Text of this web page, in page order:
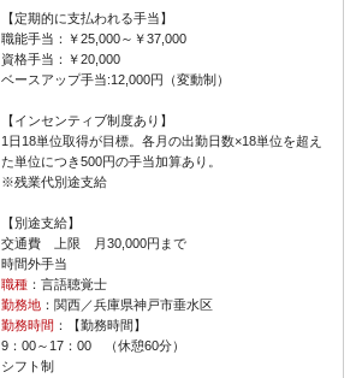
【定期的に支払われる手当】
職能手当：￥25,000～￥37,000
資格手当：￥20,000
ベースアップ手当:12,000円（変動制）
【インセンティブ制度あり】
1日18単位取得が目標。各月の出勤日数×18単位を超え
た単位につき500円の手当加算あり。
※残業代別途支給
【別途支給】
交通費 上限 月30,000円まで
時間外手当
職種：言語聴覚士
勤務地：関西／兵庫県神戸市垂水区
勤務時間 ：【勤務時間】
9：00～17：00 （休憩60分）
シフト制